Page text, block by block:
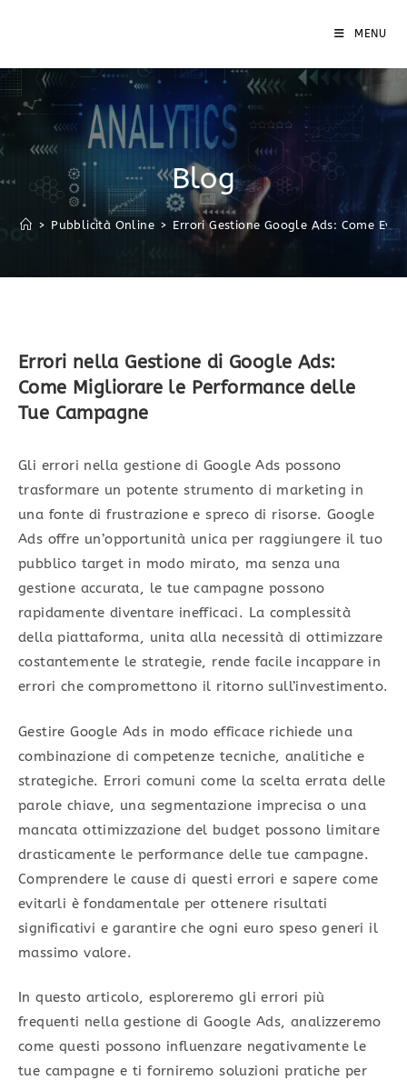
MENU
Blog
> Pubblicità Online > Errori Gestione Google Ads: Come
Errori nella Gestione di Google Ads:
Come Migliorare le Performance delle
Tue Campagne
Gli errori nella gestione di Google Ads possono
trasformare un potente strumento di marketing in
una fonte di frustrazione e spreco di risorse. Google
Ads offre un’opportunità unica per raggiungere il tuo
pubblico target in modo mirato, ma senza una
gestione accurata, le tue campagne possono
rapidamente diventare inefficaci. La complessità
della piattaforma, unita alla necessità di ottimizzare
costantemente le strategie, rende facile incappare in
errori che compromettono il ritorno sull’investimento.
Gestire Google Ads in modo efficace richiede una
combinazione di competenze tecniche, analitiche e
strategiche. Errori comuni come la scelta errata delle
parole chiave, una segmentazione imprecisa o una
mancata ottimizzazione del budget possono limitare
drasticamente le performance delle tue campagne.
Comprendere le cause di questi errori e sapere come
evitarli è fondamentale per ottenere risultati
significativi e garantire che ogni euro speso generi il
massimo valore.
In questo articolo, esploreremo gli errori più
frequenti nella gestione di Google Ads, analizzeremo
come questi possono influenzare negativamente le
tue campagne e ti forniremo soluzioni pratiche per